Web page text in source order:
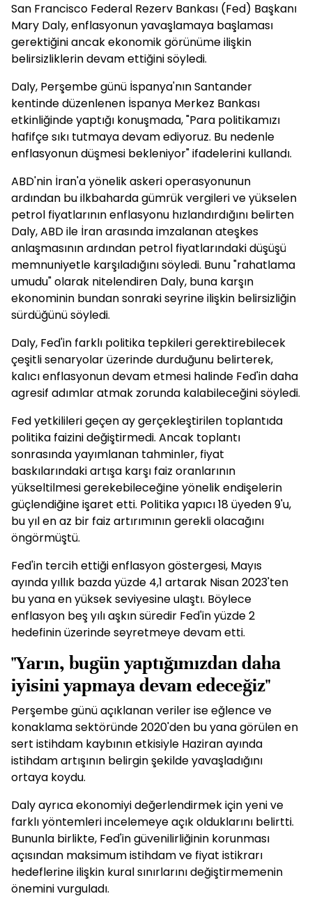
San Francisco Federal Rezerv Bankası (Fed) Başkanı
Mary Daly, enflasyonun yavaşlamaya başlaması
gerektiğini ancak ekonomik görünüme ilişkin
belirsizliklerin devam ettiğini söyledi.
Daly, Perşembe günü İspanya'nın Santander
kentinde düzenlenen İspanya Merkez Bankası
etkinliğinde yaptığı konuşmada, "Para politikamızı
hafifçe sıkı tutmaya devam ediyoruz. Bu nedenle
enflasyonun düşmesi bekleniyor" ifadelerini kullandı.
ABD'nin İran'a yönelik askeri operasyonunun
ardından bu ilkbaharda gümrük vergileri ve yükselen
petrol fiyatlarının enflasyonu hızlandırdığını belirten
Daly, ABD ile İran arasında imzalanan ateşkes
anlaşmasının ardından petrol fiyatlarındaki düşüşü
memnuniyetle karşıladığını söyledi. Bunu "rahatlama
umudu" olarak nitelendiren Daly, buna karşın
ekonominin bundan sonraki seyrine ilişkin belirsizliğin
sürdüğünü söyledi.
Daly, Fed'in farklı politika tepkileri gerektirebilecek
çeşitli senaryolar üzerinde durduğunu belirterek,
kalıcı enflasyonun devam etmesi halinde Fed'in daha
agresif adımlar atmak zorunda kalabileceğini söyledi.
Fed yetkilileri geçen ay gerçekleştirilen toplantıda
politika faizini değiştirmedi. Ancak toplantı
sonrasında yayımlanan tahminler, fiyat
baskılarındaki artışa karşı faiz oranlarının
yükseltilmesi gerekebileceğine yönelik endişelerin
güçlendiğine işaret etti. Politika yapıcı 18 üyeden 9'u,
bu yıl en az bir faiz artırımının gerekli olacağını
öngörmüştü.
Fed'in tercih ettiği enflasyon göstergesi, Mayıs
ayında yıllık bazda yüzde 4,1 artarak Nisan 2023'ten
bu yana en yüksek seviyesine ulaştı. Böylece
enflasyon beş yılı aşkın süredir Fed'in yüzde 2
hedefinin üzerinde seyretmeye devam etti.
"Yarın, bugün yaptığımızdan daha
iyisini yapmaya devam edeceğiz"
Perşembe günü açıklanan veriler ise eğlence ve
konaklama sektöründe 2020'den bu yana görülen en
sert istihdam kaybının etkisiyle Haziran ayında
istihdam artışının belirgin şekilde yavaşladığını
ortaya koydu.
Daly ayrıca ekonomiyi değerlendirmek için yeni ve
farklı yöntemleri incelemeye açık olduklarını belirtti.
Bununla birlikte, Fed'in güvenilirliğinin korunması
açısından maksimum istihdam ve fiyat istikrarı
hedeflerine ilişkin kural sınırlarını değiştirmemenin
önemini vurguladı.